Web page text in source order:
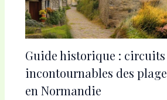
Guide historique : circuits
incontournables des
en Normandie